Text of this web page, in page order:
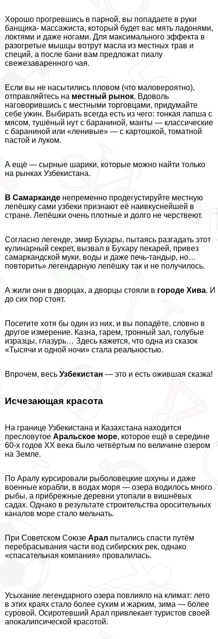
Хорошо прогревшись в парной, вы попадаете в руки
банщика- массажиста, который будет вас мять ладонями,
локтями и даже ногами. Для максимального эффекта в
разогретые мышцы вотрут масла из местных трав и
специй, а после бани вам предложат пиалу
свежезаваренного чая.
Если вы не насытились пловом (что маловероятно),
отправляйтесь на местный рынок. Вдоволь
наговорившись с местными торговцами, придумайте
себе ужин. Выбирать всегда есть из чего: тонкая лапша с
мясом, тушёный нут с бapaниной, манты — классические
с бapaниной или «ленивые» — с картошкой, томатной
пастой и луком.
А ещё — сырные шарики, которые можно найти только
на рынках Узбекистана.
В Самарканде непременно продегустируйте местную
лепёшку сами узбеки признают её наивкуснейшей в
стране. Лепёшки очень плотные и долго не черствеют.
Согласно легенде, эмир Бухары, пытаясь разгадать этот
кулинарный секрет, вызвал в Бухару пекарей, привез
самаркандской муки, воды и даже печь-тандыр, но…
повторить» легендарную лепёшку так и не получилось.
А жили они в дворцах, а дворцы стояли в городе Хива. И
до сих пор стоят.
Посетите хотя бы один из них, и вы попадёте, словно в
другое измерение. Казна, гарем, тронный зал, гoлyбые
изразцы, глазурь… Здесь кажется, что одна из сказок
«Тысячи и одной ночи» стала реальностью.
Впрочем, весь Узбекистан — это и есть ожившая сказка!
Исчезающая красота
На границе Узбекистана и Казахстана находится
пресловутое Аральское море, которое ещё в середине
60-х годов XX века было четвёртым по величине озером
на Земле.
По Аралу курсировали рыболовецкие шхуны и даже
военные корабли, в водах моря — озера водилось много
рыбы, а прибрежные деревни утопали в вишнёвых
садах. Однако в результате строительства оросительных
каналов море стало мельчать.
При Советском Союзе Арал пытались спасти путём
перебрасывания части вод сибирских рек, однако
«спасательная компания» провалилась.
Усыхание легендарного озера повлияло на климат: лето
в этих краях стало более сухим и жарким, зима — более
суровой. Осиротевший Арал привлекает туристов своей
апокалипсической красотой.